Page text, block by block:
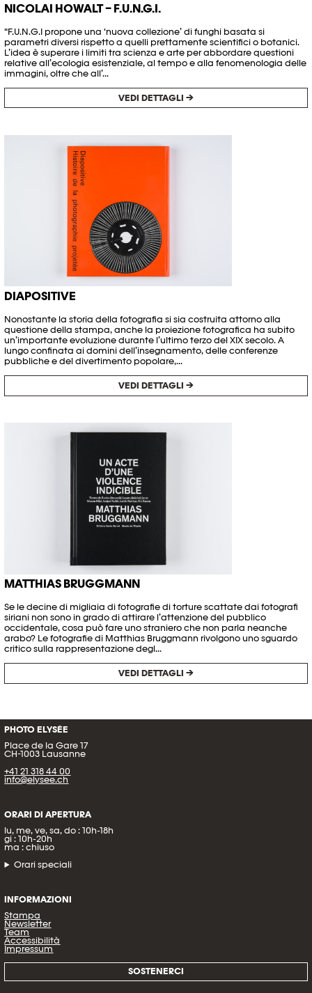
NICOLAI HOWALT – F.U.N.G.I.
“F.U.N.G.I propone una ‘nuova collezione’ di funghi basata si
parametri diversi rispetto a quelli prettamente scientifici o botanici.
L’idea è superare i limiti tra scienza e arte per abbordare questioni
relative all’ecologia esistenziale, al tempo e alla fenomenologia delle
immagini, oltre che all’...
VEDI DETTAGLI →
DIAPOSITIVE
Nonostante la storia della fotografia si sia costruita attorno alla
questione della stampa, anche la proiezione fotografica ha subito
un’importante evoluzione durante l’ultimo terzo del XIX secolo. A
lungo confinata ai domini dell’insegnamento, delle conferenze
pubbliche e del divertimento popolare,...
VEDI DETTAGLI →
MATTHIAS BRUGGMANN
Se le decine di migliaia di fotografie di torture scattate dai fotografi
siriani non sono in grado di attirare l’attenzione del pubblico
occidentale, cosa può fare uno straniero che non parla neanche
arabo? Le fotografie di Matthias Bruggmann rivolgono uno sguardo
critico sulla rappresentazione degl...
VEDI DETTAGLI →
PHOTO ELYSÉE
Place de la Gare 17
CH-1003 Lausanne
+41 21 318 44 00
info@elysee.ch
ORARI DI APERTURA
lu, me, ve, sa, do : 10h-18h
gi : 10h-20h
ma : chiuso
Orari speciali
INFORMAZIONI
Stampa
Newsletter
Team
Accessibilità
Impressum
SOSTENERCI